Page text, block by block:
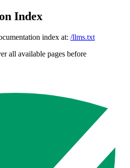
Index
index at: /llms.txt
all available pages before